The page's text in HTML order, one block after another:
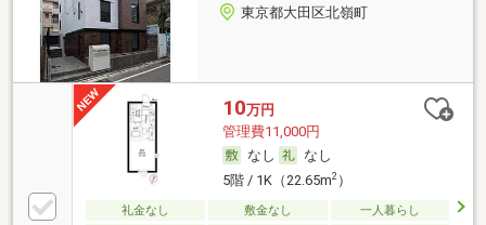
東京都大田区北嶺町
10万円
管理費11,000円
なし
なし
5階 / 1K（22.65m2）
礼金なし 敷金なし
一人暮らし